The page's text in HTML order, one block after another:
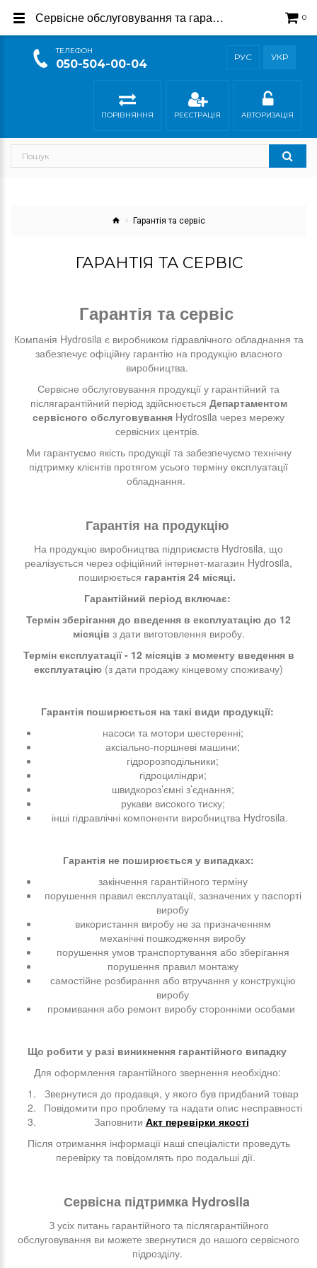
ТEЛЕФОН
050-504-00-04
РУС УКР
0
ПОРІВНЯННЯ РЕЄСТРАЦІЯ АВТОРИЗАЦІЯ
Гарантія та сервіс
ГАРАНТІЯ ТА СЕРВІС
Гарантія та сервіс
Компанія Hydrosila є виробником гідравлічного обладнання та
забезпечує офіційну гарантію на продукцію власного
виробництва.
Сервісне обслуговування продукції у гарантійний та
післягарантійний період здійснюється Департаментом
сервісного обслуговування Hydrosila через мережу
сервісних центрів.
Ми гарантуємо якість продукції та забезпечуємо технічну
підтримку клієнтів протягом усього терміну експлуатації
обладнання.
Гарантія на продукцію
На продукцію виробництва підприємств Hydrosila, що
реалізується через офіційний інтернет-магазин Hydrosila,
поширюється гарантія 24 місяці.
Гарантійний період включає:
Термін зберігання до введення в експлуатацію до 12
місяців з дати виготовлення виробу.
Термін експлуатації - 12 місяців з моменту введення в
експлуатацію (з дати продажу кінцевому споживачу)
Гарантія поширюється на такі види продукції:
насоси та мотори шестеренні;
аксіально-поршневі машини;
гідророзподільники;
гідроциліндри;
швидкороз’ємні з’єднання;
рукави високого тиску;
інші гідравлічні компоненти виробництва Hydrosila.
Гарантія не поширюється у випадках:
закінчення гарантійного терміну
порушення правил експлуатації, зазначених у паспорті
виробу
використання виробу не за призначенням
механічні пошкодження виробу
порушення умов транспортування або зберігання
порушення правил монтажу
самостійне розбирання або втручання у конструкцію
виробу
промивання або ремонт виробу сторонніми особами
Що робити у разі виникнення гарантійного випадку
Для оформлення гарантійного звернення необхідно:
Звернутися до продавця, у якого був придбаний товар
Повідомити про проблему та надати опис несправності
Заповнити Акт перевірки якості
Після отримання інформації наші спеціалісти проведуть
перевірку та повідомлять про подальші дії.
Сервісна підтримка Hydrosila
З усіх питань гарантійного та післягарантійного
обслуговування ви можете звернутися до нашого сервісного
підрозділу.
Сервісне обслуговування та гарантійні зобов′язання виробника